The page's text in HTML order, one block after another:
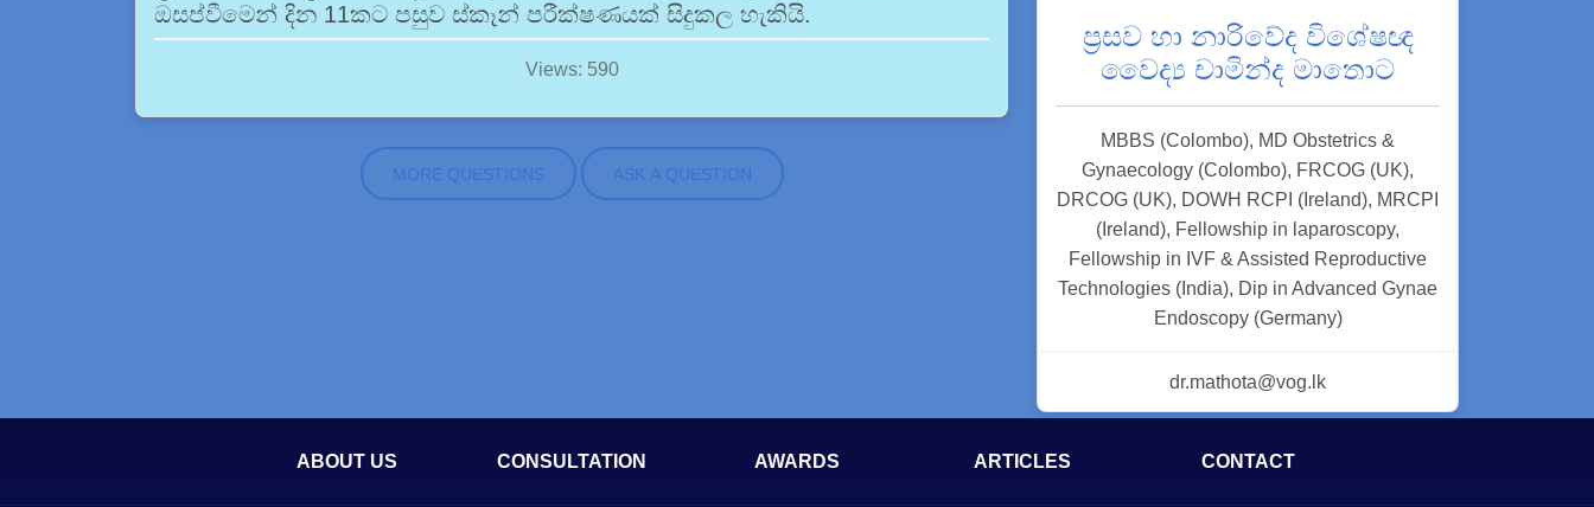
ඔසප්වීමෙන් දින 11කට පසුව ස්කෑන් පරීක්ෂණයක් සිදුකල හැකියි.
Views: 590
MORE QUESTIONS ASK A QUESTION
ප්‍රසව හා නාරිවේද විශේෂඥ
වෛද්‍ය චාමින්ද මාතොට
MBBS (Colombo), MD Obstetrics &
Gynaecology (Colombo), FRCOG (UK),
DRCOG (UK), DOWH RCPI (Ireland), MRCPI
(Ireland), Fellowship in laparoscopy,
Fellowship in IVF & Assisted Reproductive
Technologies (India), Dip in Advanced Gynae
Endoscopy (Germany)
dr.mathota@vog.lk
ABOUT US CONSULTATION AWARDS ARTICLES CONTACT